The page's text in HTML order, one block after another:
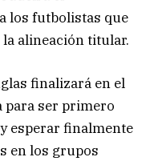
los futbolistas que
alineación titular.
finalizará en el
para ser primero
esperar finalmente
en los grupos